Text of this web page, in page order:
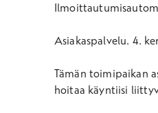
Asiakaspalvelu. 4.
Tämän toimipaikan
hoitaa käyntiisi